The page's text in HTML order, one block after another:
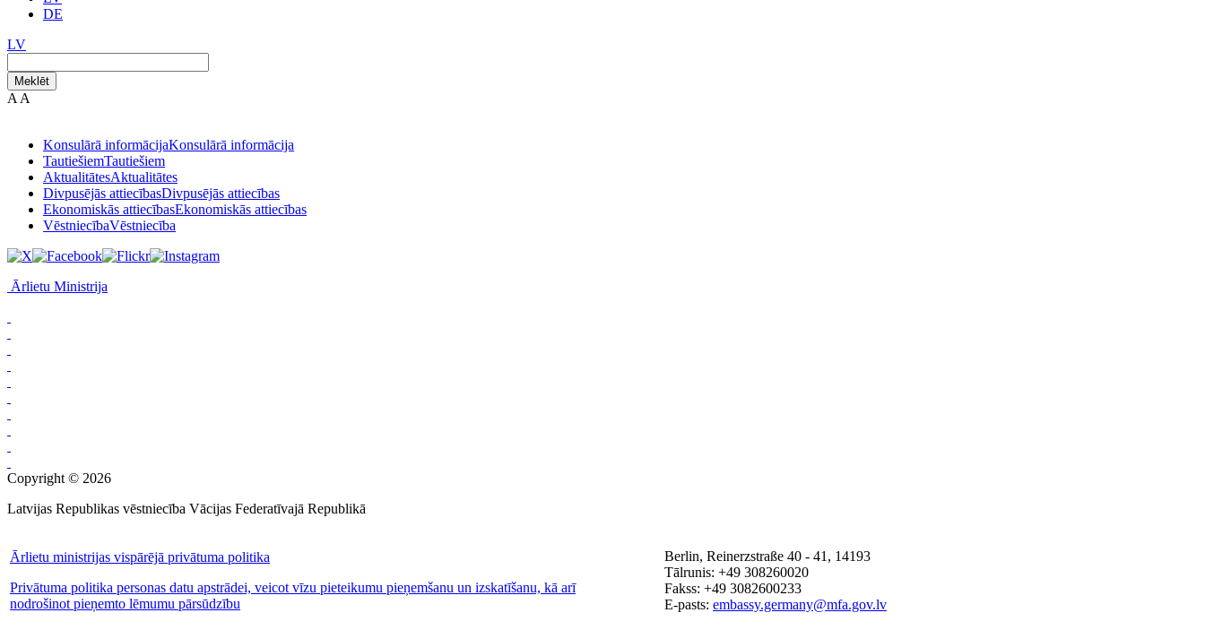
DE
LV
Meklēt
A A
Konsulārā informācijaKonsulārā informācija
TautiešiemTautiešiem
AktualitātesAktualitātes
Divpusējās attiecībasDivpusējās attiecības
Ekonomiskās attiecībasEkonomiskās attiecības
VēstniecībaVēstniecība
Ārlietu Ministrija
Copyright © 2026
Latvijas Republikas vēstniecība Vācijas Federatīvajā Republikā
Ārlietu ministrijas vispārējā privātuma politika
Privātuma politika personas datu apstrādei, veicot vīzu pieteikumu pieņemšanu un izskatīšanu, kā arī
nodrošinot pieņemto lēmumu pārsūdzību
Berlin, Reinerzstraße 40 - 41, 14193
Tālrunis: +49 308260020
Fakss: +49 3082600233
E-pasts: embassy.germany@mfa.gov.lv